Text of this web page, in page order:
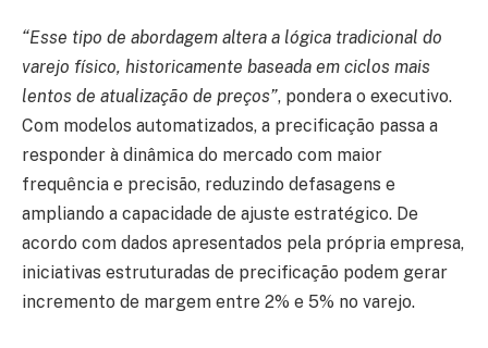
“Esse tipo de abordagem altera a lógica tradicional do
varejo físico, historicamente baseada em ciclos mais
lentos de atualização de preços”, pondera o executivo.
Com modelos automatizados, a precificação passa a
responder à dinâmica do mercado com maior
frequência e precisão, reduzindo defasagens e
ampliando a capacidade de ajuste estratégico. De
acordo com dados apresentados pela própria empresa,
iniciativas estruturadas de precificação podem gerar
incremento de margem entre 2% e 5% no varejo.